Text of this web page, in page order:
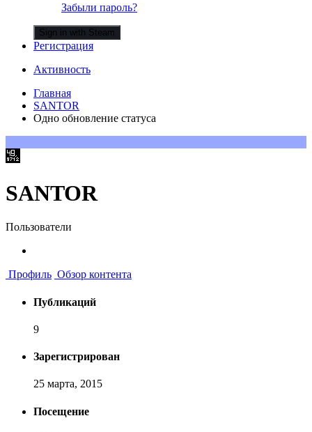
Забыли пароль?
Sign in with Steam
Регистрация
Активность
Главная
SANTOR
Одно обновление статуса
SANTOR
Пользователи
Профиль Обзор контента
Публикаций
9
Зарегистрирован
25 марта, 2015
Посещение